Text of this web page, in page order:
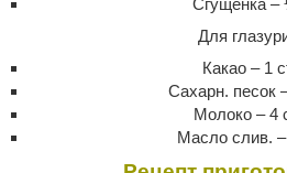
Сгущенка –
Для
Какао – 1
Сахарн. песок
Молоко – 4
Масло слив. –